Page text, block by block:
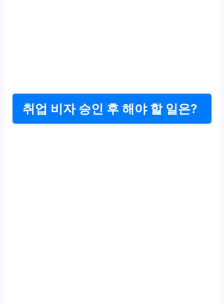
취업 비자 승인 후 해야 할 일은?